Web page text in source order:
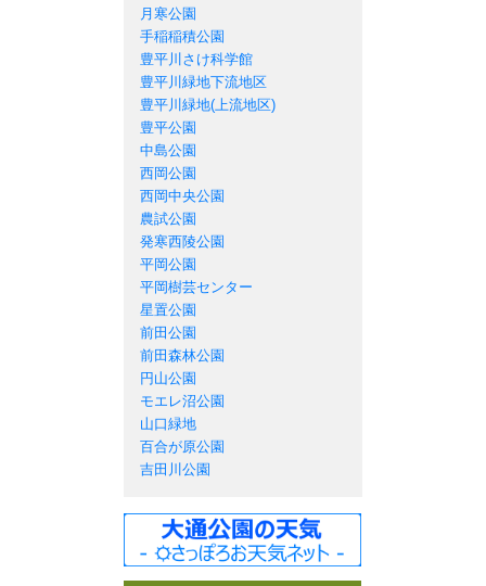
月寒公園
手稲稲積公園
豊平川さけ科学館
豊平川緑地下流地区
豊平川緑地(上流地区)
豊平公園
中島公園
西岡公園
西岡中央公園
農試公園
発寒西陵公園
平岡公園
平岡樹芸センター
星置公園
前田公園
前田森林公園
円山公園
モエレ沼公園
山口緑地
百合が原公園
吉田川公園